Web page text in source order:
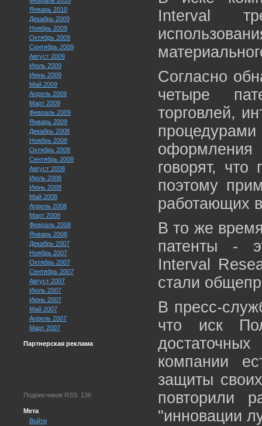
Январь 2010
Декабрь 2009
Ноябрь 2009
Октябрь 2009
Сентябрь 2009
Август 2009
Июль 2009
Июнь 2009
Май 2009
Апрель 2009
Март 2009
Февраль 2009
Январь 2009
Декабрь 2008
Ноябрь 2008
Октябрь 2008
Сентябрь 2008
Август 2008
Июль 2008
Июнь 2008
Май 2008
Апрель 2008
Март 2008
Февраль 2008
Январь 2008
Декабрь 2007
Ноябрь 2007
Октябрь 2007
Сентябрь 2007
Август 2007
Июль 2007
Июнь 2007
Май 2007
Апрель 2007
Март 2007
Партнерская реклама
Подписчиков RSS: 136
Мета
Войти
Interval
Согласно
четыре
торговлей,
говорят,
поэтому
работающих
В то же
патенты -
Interval
стали
В пресс-
что иск
компании
защиты
повторили
"инновации